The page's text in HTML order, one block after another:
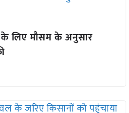
के लिए मौसम के अनुसार